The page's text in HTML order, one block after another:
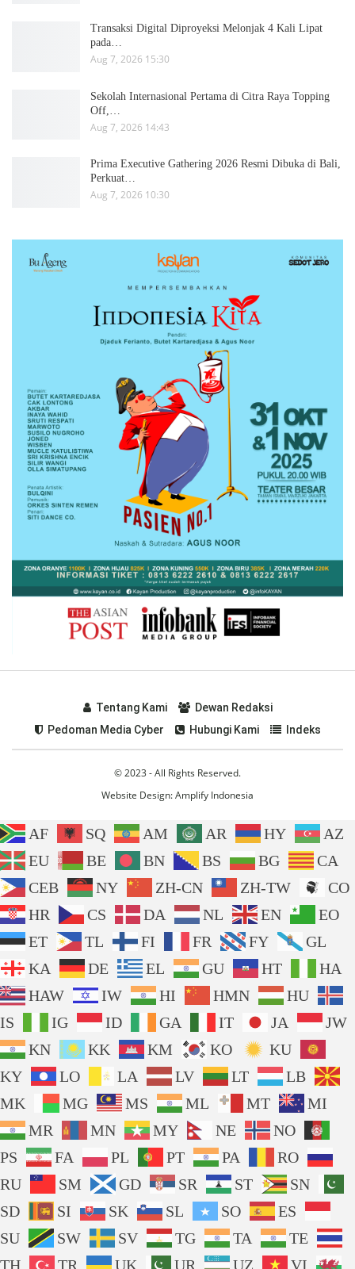
Transaksi Digital Diproyeksi Melonjak 4 Kali Lipat
pada…
Aug 7, 2026 15:30
Sekolah Internasional Pertama di Citra Raya Topping
Off,…
Aug 7, 2026 14:43
Prima Executive Gathering 2026 Resmi Dibuka di Bali,
Perkuat…
Aug 7, 2026 10:30
Tentang Kami
Dewan Redaksi
Pedoman Media Cyber
Hubungi Kami Indeks
© 2023 - All Rights Reserved.
Website Design:Amplify Indonesia
AF SQ AM AR HY
AZ
EU
BE BN BS BG
CA
CEB
NY ZH-CN ZH-TW
CO
HR
CS DA NL EN
EO
ET
TL FI FR FY
GL
KA
DE EL GU HT
HA
HAW
IW HI HMN
HU
IS
IG ID GA IT JA
JW
KN
KK KM KO
KU
KY
LO LA LV LT
LB
MK
MG MS ML MT
MI
MR
MN MY NE
NO
PS
FA PL PT PA
RO
RU
SM GD SR ST
SN
SD
SI SK SL SO
ES
SU
SW SV TG TA
TE
TH
TR UK UR UZ VI